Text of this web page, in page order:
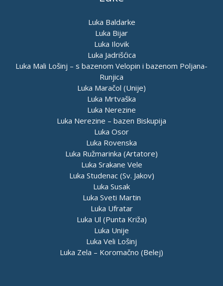
Luka Baldarke
Luka Bijar
Luka Ilovik
Luka Jadrišćica
Luka Mali Lošinj – s bazenom Velopin i bazenom Poljana-
Runjica
Luka Maračol (Unije)
Luka Mrtvaška
Luka Nerezine
Luka Nerezine – bazen Biskupija
Luka Osor
Luka Rovenska
Luka Ružmarinka (Artatore)
Luka Srakane Vele
Luka Studenac (Sv. Jakov)
Luka Susak
Luka Sveti Martin
Luka Ufratar
Luka Ul (Punta Križa)
Luka Unije
Luka Veli Lošinj
Luka Zela – Koromačno (Belej)